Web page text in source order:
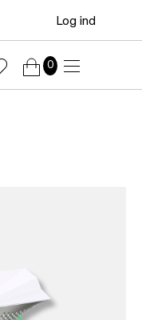
Log ind
0